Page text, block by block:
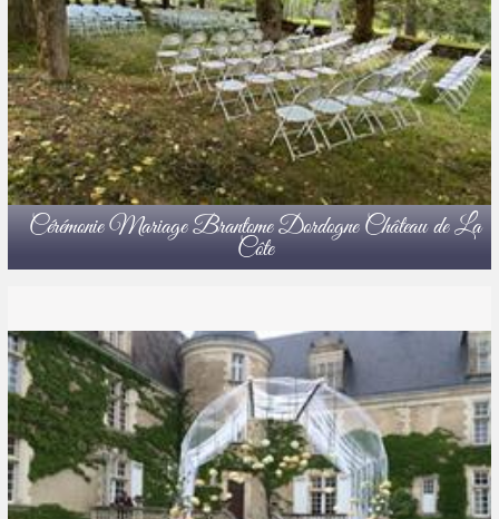
Cérémonie Mariage Brantome Dordogne Château de La
Côte